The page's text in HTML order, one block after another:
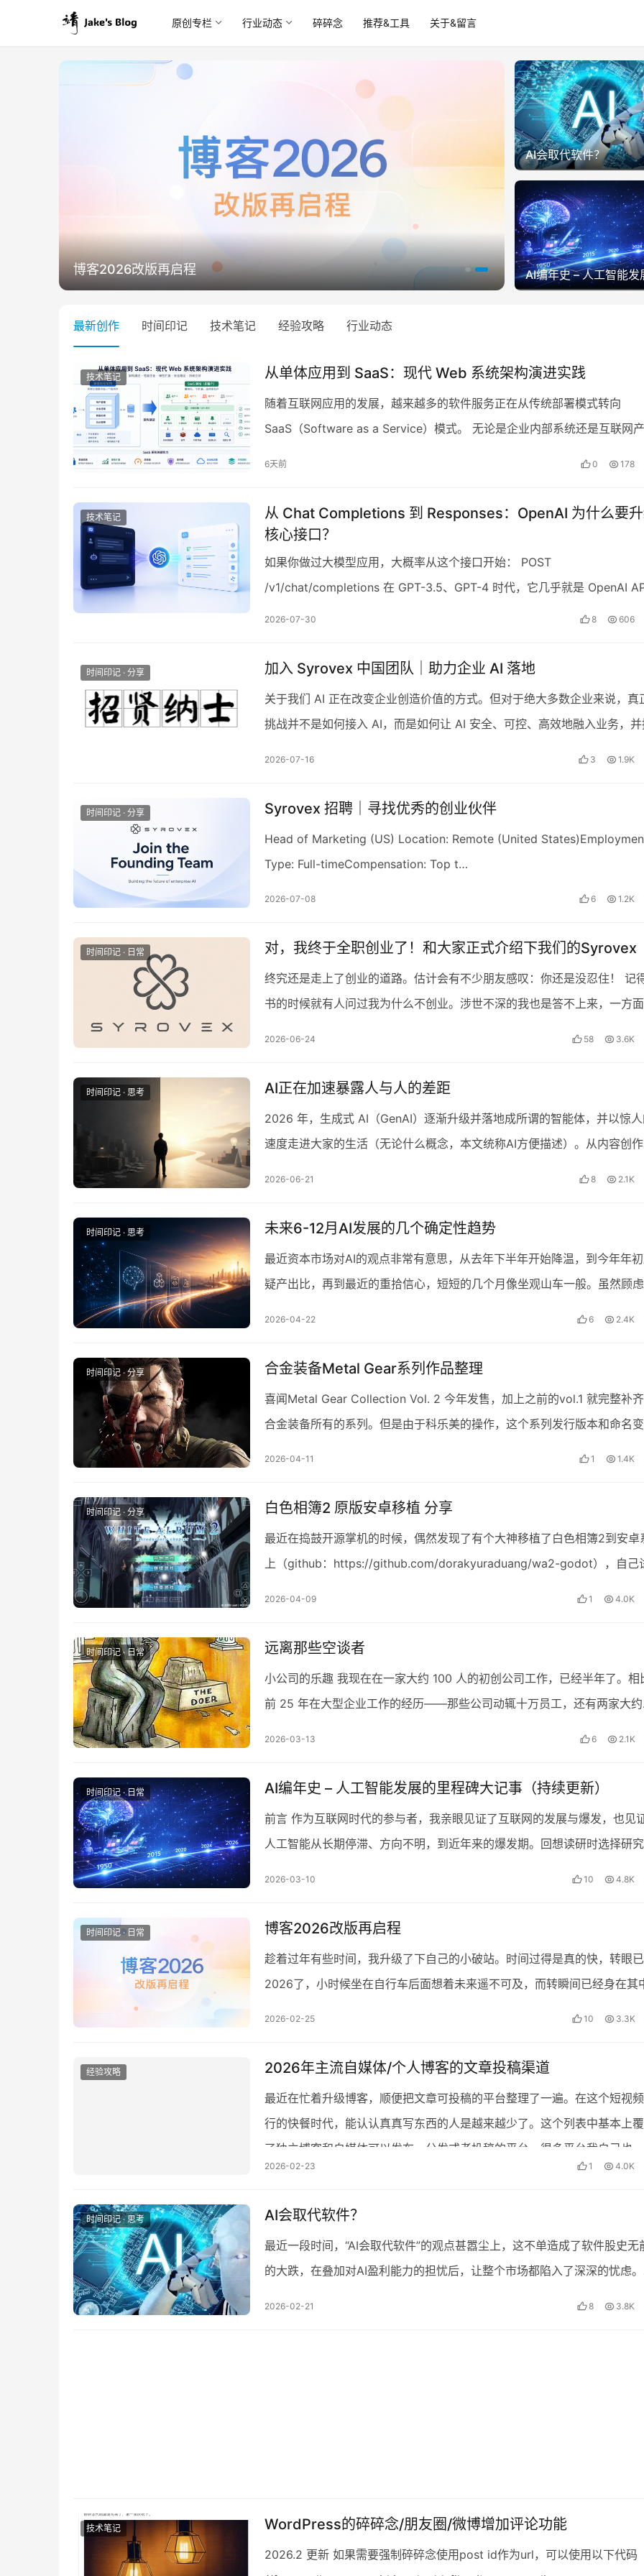
原创专栏 行业动态 碎碎念 推荐&工具 关于&留言
博客2026改版再启程
AI会取代软件？
最新创作 时间印记 技术笔记 经验攻略 行业动态
技术笔记 从单体应用到 SaaS：现代 Web 系统架构演进实践
随着互联网应用的发展，越来越多的软件服务正在从传统部署模式转向
SaaS（Software as a Service）模式。 无论是企业内部系统还是互联网产
6天前 0 178
技术笔记
从 Chat Completions 到 Responses：OpenAI 为什么要
核心接口？
如果你做过大模型应用，大概率从这个接口开始： POST
/v1/chat/completions 在 GPT-3.5、GPT-4 时代，它几乎就是 OpenAI
2026-07-30 8 606
时间印记 · 分享 加入 Syrovex 中国团队｜助力企业 AI 落地
关于我们 AI 正在改变企业创造价值的方式。但对于绝大多数企业来说，真
挑战并不是如何接入 AI，而是如何让 AI 安全、可控、高效地融入业务，
2026-07-16 3 1.9K
时间印记 · 分享 Syrovex 招聘｜寻找优秀的创业伙伴
Head of Marketing (US) Location: Remote (United
Type: Full-timeCompensation: Top t…
2026-07-08 6 1.2K
时间印记 · 日常 对，我终于全职创业了！和大家正式介绍下我们的Syrovex
终究还是走上了创业的道路。估计会有不少朋友感叹：你还是没忍住！ 记
书的时候就有人问过我为什么不创业。涉世不深的我也是答不上来，一方面
2026-06-24 58 3.6K
时间印记 · 思考 AI正在加速暴露人与人的差距
2026 年，生成式 AI（GenAI）逐渐升级并落地成所谓的智能体，并以惊
速度走进大家的生活（无论什么概念，本文统称AI方便描述）。从内容创作
2026-06-21 8 2.1K
时间印记 · 思考 未来6-12月AI发展的几个确定性趋势
最近资本市场对AI的观点非常有意思，从去年下半年开始降温，到今年年
疑产出比，再到最近的重拾信心，短短的几个月像坐观山车一般。虽然顾虑
2026-04-22 6 2.4K
时间印记 · 分享 合金装备Metal Gear系列作品整理
喜闻Metal Gear Collection Vol. 2 今年发售，加上之前的vol.1 就完整补
合金装备所有的系列。但是由于科乐美的操作，这个系列发行版本和命名变
2026-04-11 1 1.4K
时间印记 · 分享 白色相簿2 原版安卓移植 分享
最近在捣鼓开源掌机的时候，偶然发现了有个大神移植了白色相簿2到安卓
上（github：https://github.com/dorakyuraduang/wa2-godot），自己
2026-04-09 1 4.0K
时间印记 · 日常 远离那些空谈者
小公司的乐趣 我现在在一家大约 100 人的初创公司工作，已经半年了。相
前 25 年在大型企业工作的经历——那些公司动辄十万员工，还有两家大约
2026-03-13 6 2.1K
时间印记 · 日常 AI编年史 – 人工智能发展的里程碑大记事（持续更新）
前言 作为互联网时代的参与者，我亲眼见证了互联网的发展与爆发，也见
人工智能从长期停滞、方向不明，到近年来的爆发期。回想读研时选择研究
2026-03-10 10 4.8K
时间印记 · 日常 博客2026改版再启程
趁着过年有些时间，我升级了下自己的小破站。时间过得是真的快，转眼
2026了，小时候坐在自行车后面想着未来遥不可及，而转瞬间已经身在其
2026-02-25 10 3.3K
经验攻略 2026年主流自媒体/个人博客的文章投稿渠道
最近在忙着升级博客，顺便把文章可投稿的平台整理了一遍。在这个短视
行的快餐时代，能认认真真写东西的人是越来越少了。这个列表中基本上覆
了独立博客和自媒体可以发布、分发或者投稿的平台。很多平台我自己也…
2026-02-23 1 4.0K
时间印记 · 思考 AI会取代软件？
最近一段时间，“AI会取代软件”的观点甚嚣尘上，这不单造成了软件股史无
的大跌，在叠加对AI盈利能力的担忧后，让整个市场都陷入了深深的忧虑。
2026-02-21 8 3.8K
技术笔记 WordPress的碎碎念/朋友圈/微博增加评论功能
2026.2 更新 如果需要强制碎碎念使用post id作为url，可以使用以下代码